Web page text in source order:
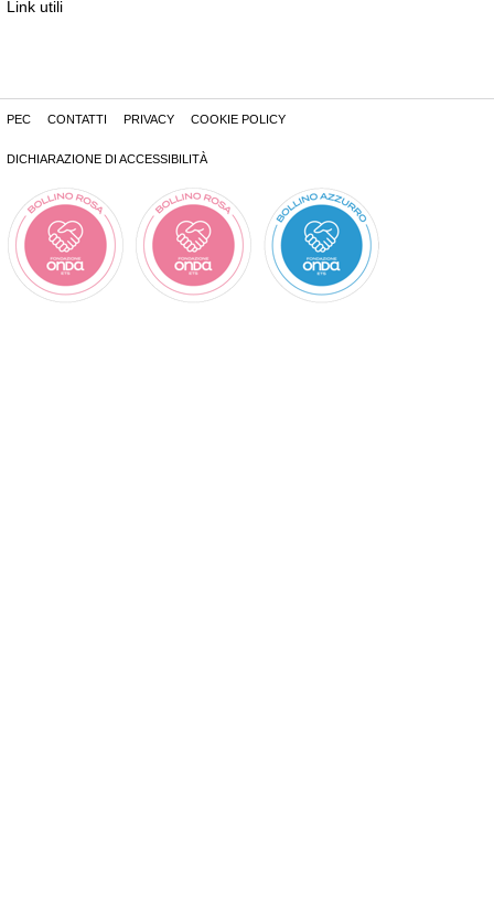
Link utili
PEC CONTATTI PRIVACY COOKIE POLICY
DICHIARAZIONE DI ACCESSIBILITÀ